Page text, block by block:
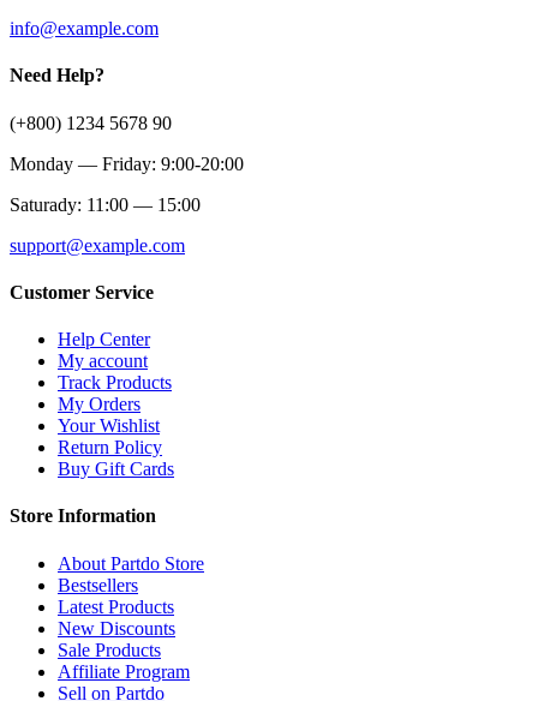
info@example.com
Need Help?
(+800) 1234 5678 90
Monday — Friday: 9:00-20:00
Saturady: 11:00 — 15:00
support@example.com
Customer Service
Help Center
My account
Track Products
My Orders
Your Wishlist
Return Policy
Buy Gift Cards
Store Information
About Partdo Store
Bestsellers
Latest Products
New Discounts
Sale Products
Affiliate Program
Sell on Partdo